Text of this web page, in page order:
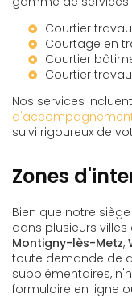
Courtier
Courtage en
Courtier
Courtier
Nos services
suivi rigoureux de
Zones
Bien que notre
dans plusieurs
Montigny-lès-Metz,
toute demande de
supplémentaires,
formulaire en ligne